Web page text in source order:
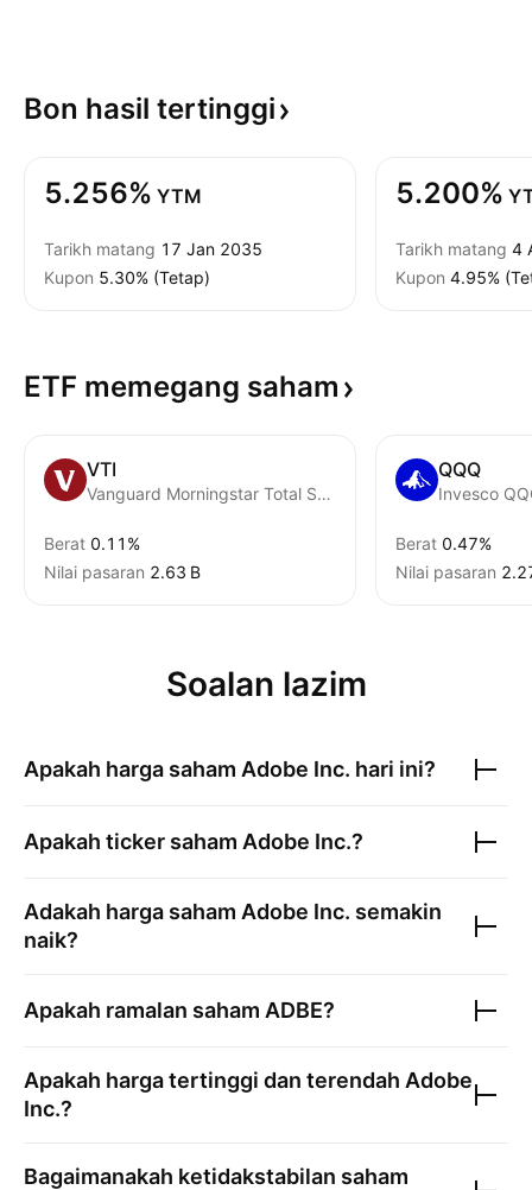
Bon hasil tertinggi
5.256% YTM
Tarikh matang 17 Jan 2035
Kupon 5.30% (Tetap)
5.200%
Tarikh matang 4
Kupon 4.95%
ETF memegang saham
VTI
Vanguard Morningstar Total Stock Market ETF
Berat 0.11%
Nilai pasaran ‪2.63 B‬
QQQ
Invesco
Berat 0.47%
Nilai pasaran
Soalan lazim
Apakah harga saham Adobe Inc. hari ini?
Apakah ticker saham Adobe Inc.?
Adakah harga saham Adobe Inc. semakin
naik?
Apakah ramalan saham ADBE?
Apakah harga tertinggi dan terendah Adobe
Inc.?
Bagaimanakah ketidakstabilan saham